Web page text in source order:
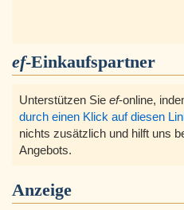
ef-Einkaufspartner
Unterstützen Sie ef-online,
durch einen Klick auf diesen
nichts zusätzlich und hilft uns
Angebots.
Anzeige